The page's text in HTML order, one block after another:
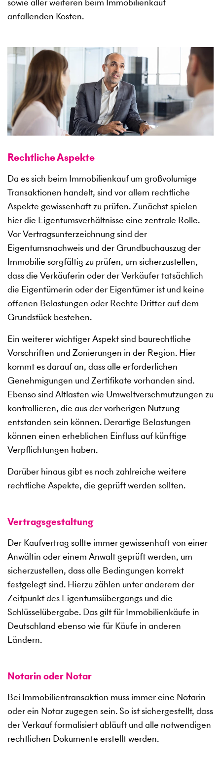
anfallenden Kosten.
Rechtliche Aspekte
Da es sich beim Immobilienkauf um großvolumige
Transaktionen handelt, sind vor allem rechtliche
Aspekte gewissenhaft zu prüfen. Zunächst spielen
hier die Eigentumsverhältnisse eine zentrale Rolle.
Vor Vertragsunterzeichnung sind der
Eigentumsnachweis und der Grundbuchauszug der
Immobilie sorgfältig zu prüfen, um sicherzustellen,
dass die Verkäuferin oder der Verkäufer tatsächlich
die Eigentümerin oder der Eigentümer ist und keine
offenen Belastungen oder Rechte Dritter auf dem
Grundstück bestehen.
Ein weiterer wichtiger Aspekt sind baurechtliche
Vorschriften und Zonierungen in der Region. Hier
kommt es darauf an, dass alle erforderlichen
Genehmigungen und Zertifikate vorhanden sind.
Ebenso sind Altlasten wie Umweltverschmutzungen zu
kontrollieren, die aus der vorherigen Nutzung
entstanden sein können. Derartige Belastungen
können einen erheblichen Einfluss auf künftige
Verpflichtungen haben.
Darüber hinaus gibt es noch zahlreiche weitere
rechtliche Aspekte, die geprüft werden sollten.
Vertragsgestaltung
Der Kaufvertrag sollte immer gewissenhaft von einer
Anwältin oder einem Anwalt geprüft werden, um
sicherzustellen, dass alle Bedingungen korrekt
festgelegt sind. Hierzu zählen unter anderem der
Zeitpunkt des Eigentumsübergangs und die
Schlüsselübergabe. Das gilt für Immobilienkäufe in
Deutschland ebenso wie für Käufe in anderen
Ländern.
Notarin oder Notar
Bei Immobilientransaktion muss immer eine Notarin
oder ein Notar zugegen sein. So ist sichergestellt, dass
der Verkauf formalisiert abläuft und alle notwendigen
rechtlichen Dokumente erstellt werden.